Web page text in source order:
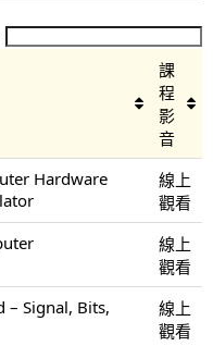
課
程
影
音
Hardware
線上
觀看
線上
觀看
– Signal, Bits,
線上
觀看